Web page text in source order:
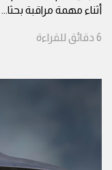
أثناء مهمة مراقبة بحثا...
6 دقائق للقراءة